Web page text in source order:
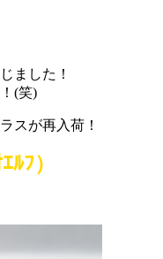
ました！
(笑)
スが再入荷！
ﾌ）